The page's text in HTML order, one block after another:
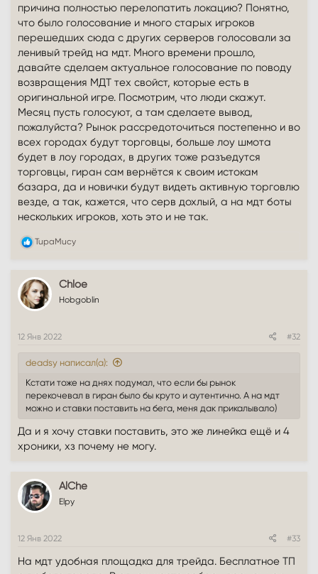
причина полностью перелопатить локацию? Понятно,
что было голосование и много старых игроков
перешедших сюда с других серверов голосовали за
ленивый трейд на мдт. Много времени прошло,
давайте сделаем актуальное голосование по поводу
возвращения МДТ тех свойст, которые есть в
оригинальной игре. Посмотрим, что люди скажут.
Месяц пусть голосуют, а там сделаете вывод,
пожалуйста? Рынок рассредоточиться постепенно и во
всех городах будут торговцы, больше лоу шмота
будет в лоу городах, в других тоже разъедутся
торговцы, гиран сам вернётся к своим истокам
базара, да и новички будут видеть активную торговлю
везде, а так, кажется, что серв дохлый, а на мдт боты
нескольких игроков, хоть это и не так.
Р
к
ц
и
и
TupaMucy
Chloe
Hobgoblin
12 Янв 2022 #32
deadsy написал(а):
Кстати тоже на днях подумал, что если бы рынок
перекочевал в гиран было бы круто и аутентично. А на мдт
можно и ставки поставить на бега, меня дак прикалывало)
Да и я хочу ставки поставить, это же линейка ещё и 4
хроники, хз почему не могу.
AlChe
Elpy
12 Янв 2022 #33
На мдт удобная площадка для трейда. Бесплатное ТП